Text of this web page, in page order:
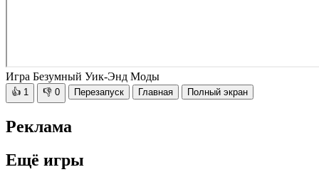
Игра Безумный Уик-Энд Моды
👍 1 👎 0 Перезапуск Главная Полный экран
Реклама
Ещё игры